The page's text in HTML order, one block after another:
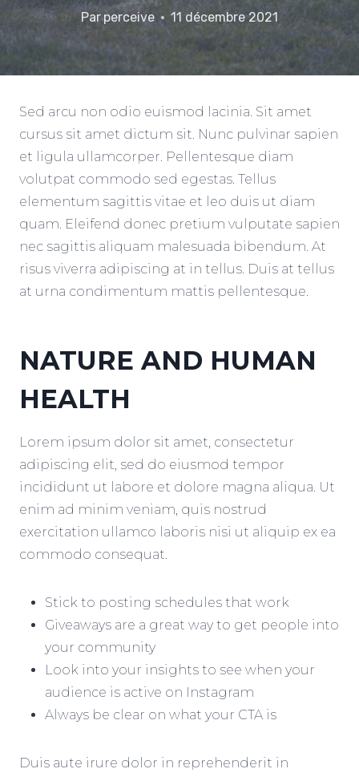
Parperceive 11 décembre 2021
Sed arcu non odio euismod lacinia. Sit amet
cursus sit amet dictum sit. Nunc pulvinar sapien
et ligula ullamcorper. Pellentesque diam
volutpat commodo sed egestas. Tellus
elementum sagittis vitae et leo duis ut diam
quam. Eleifend donec pretium vulputate sapien
nec sagittis aliquam malesuada bibendum. At
risus viverra adipiscing at in tellus. Duis at tellus
at urna condimentum mattis pellentesque.
NATURE AND HUMAN
HEALTH
Lorem ipsum dolor sit amet, consectetur
adipiscing elit, sed do eiusmod tempor
incididunt ut labore et dolore magna aliqua. Ut
enim ad minim veniam, quis nostrud
exercitation ullamco laboris nisi ut aliquip ex ea
commodo consequat.
Stick to posting schedules that work
Giveaways are a great way to get people into
your community
Look into your insights to see when your
audience is active on Instagram
Always be clear on what your CTA is
Duis aute irure dolor in reprehenderit in